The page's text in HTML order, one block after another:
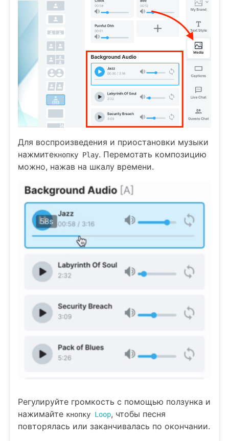
Для воспроизведения и приостановки музыки
нажмитекнопку Play. Перемотать композицию
можно, нажав на шкалу времени.
Регулируйте громкость с помощью ползунка и
нажимайте кнопку Loop, чтобы песня
повторялась или заканчивалась по окончании.